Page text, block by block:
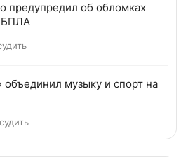
предупредил об обломках
БПЛА
объединил музыку и спорт на